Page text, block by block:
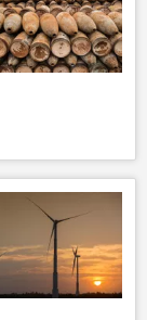
Organização para a Proibição de Armas Químicas (OPAQ)